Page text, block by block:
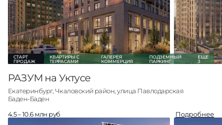
3-комн +11
от 10.0 млн руб
О проекте
Все квартиры
СТАРТ
ПРОДАЖ
КВАРТИРЫ С
ТЕРРАСАМИ
ГАЛЕРЕЯ
КОММЕРЦИЯ
ПОДЗЕМНЫЙ
ПАРКИНГ
ЕЩЕ
3
РАЗУМ на Уктусе
Екатеринбург, Чкаловский район, улица Павлодарская
Баден-Баден
4.5 – 10.6 млн руб
Подробнее